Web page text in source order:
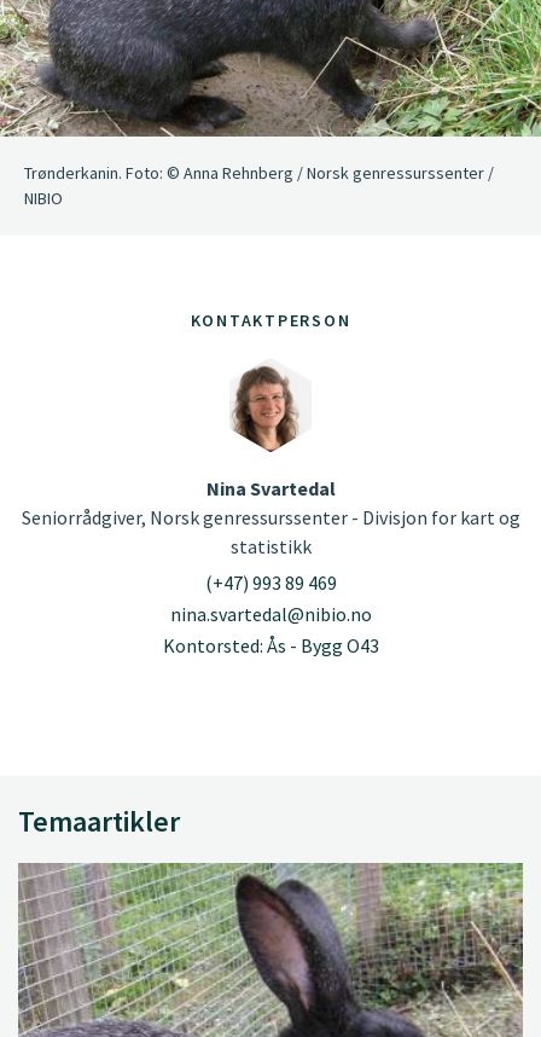
KONTAKTPERSON
Nina Svartedal
Seniorrådgiver, Norsk genressurssenter - Divisjon for kart og
statistikk
(+47) 993 89 469
nina.svartedal@nibio.no
Kontorsted: Ås - Bygg O43
Trønderkanin. Foto: © Anna Rehnberg / Norsk genressurssenter /
NIBIO
Temaartikler